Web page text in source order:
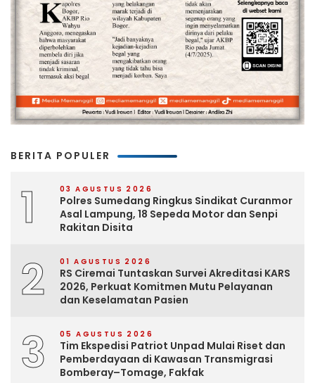
BERITA POPULER
1 03 AGUSTUS 2026
Polres Sumedang Ringkus Sindikat Curanmor
Asal Lampung, 18 Sepeda Motor dan Senpi
Rakitan Disita
2 01 AGUSTUS 2026
RS Ciremai Tuntaskan Survei Akreditasi KARS
2026, Perkuat Komitmen Mutu Pelayanan
dan Keselamatan Pasien
3 05 AGUSTUS 2026
Tim Ekspedisi Patriot Unpad Mulai Riset dan
Pemberdayaan di Kawasan Transmigrasi
Bomberay–Tomage, Fakfak